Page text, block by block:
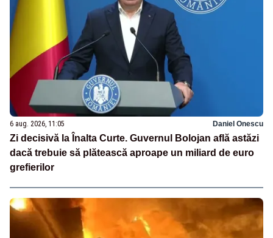
6 aug. 2026, 11:05 Daniel Onescu
Zi decisivă la Înalta Curte. Guvernul Bolojan află astăzi
dacă trebuie să plătească aproape un miliard de euro
grefierilor